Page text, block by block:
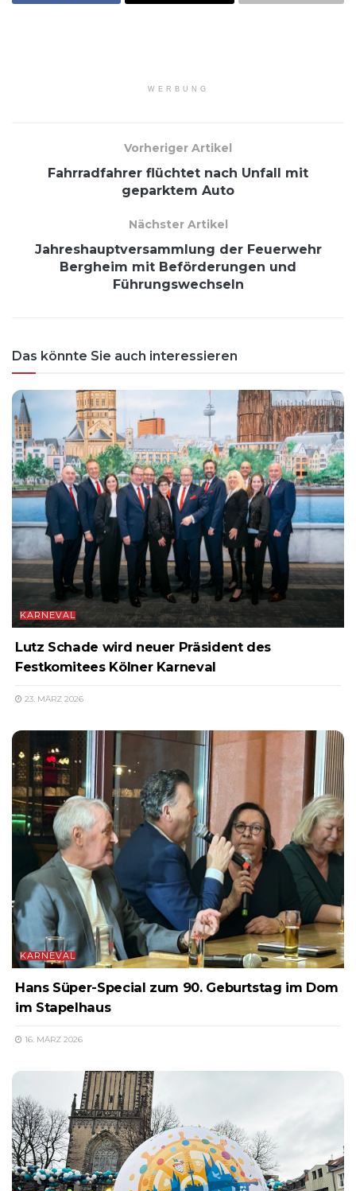
WERBUNG
Vorheriger Artikel
Fahrradfahrer flüchtet nach Unfall mit
geparktem Auto
Nächster Artikel
Jahreshauptversammlung der Feuerwehr
Bergheim mit Beförderungen und
Führungswechseln
Das könnte Sie auch interessieren
KARNEVAL
Lutz Schade wird neuer Präsident des
Festkomitees Kölner Karneval
23. MÄRZ 2026
KARNEVAL
Hans Süper-Special zum 90. Geburtstag im Dom
im Stapelhaus
16. MÄRZ 2026